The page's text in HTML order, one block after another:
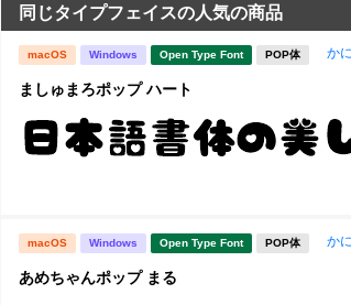
同じタイプフェイスの人気の商品
macOS Windows Open Type Font POP体 か
ましゅまろポップ ハート
macOS Windows Open Type Font POP体 か
あめちゃんポップ まる